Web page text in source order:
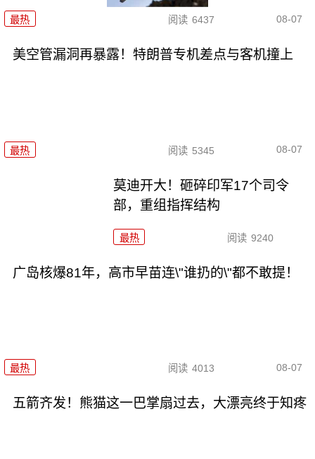
最热 阅读 6437 08-07
美空管漏洞再暴露！特朗普专机差点与客机撞上
最热 阅读 5345 08-07
莫迪开大！砸碎印军17个司令
部，重组指挥结构
最热 阅读 9240
广岛核爆81年，高市早苗连\"谁扔的\"都不敢提！
最热 阅读 4013 08-07
五箭齐发！熊猫这一巴掌扇过去，大漂亮终于知疼